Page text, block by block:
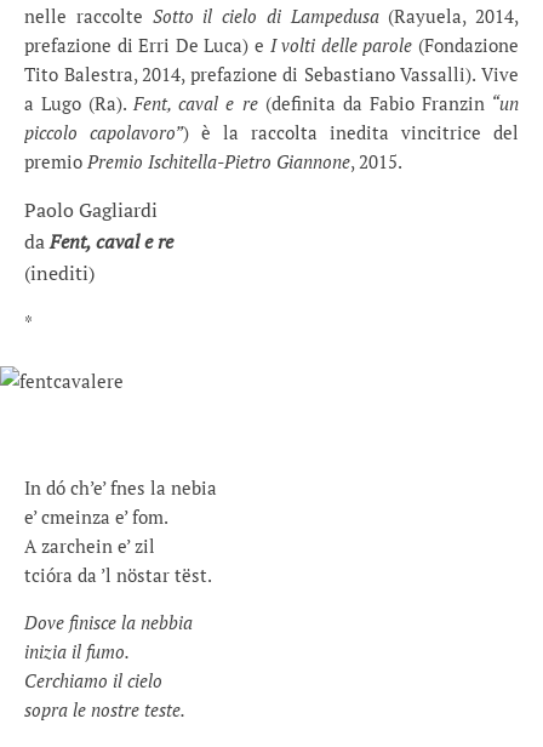
nelle raccolte Sotto il cielo di Lampedusa(Rayuela, 2014,
prefazione di Erri De Luca) e I volti delle parole (Fondazione
Tito Balestra, 2014, prefazione di Sebastiano Vassalli). Vive
a Lugo (Ra).Fent, caval e re (definita da Fabio Franzin“un
piccolo capolavoro”) è la raccolta inedita vincitrice del
premio Premio Ischitella-Pietro Giannone, 2015.
Paolo Gagliardi
daFent, caval e re
(inediti)
*
In dó ch’e’ fnes la nebia
e’ cmeinza e’ fom.
A zarchein e’ zil
tcióra da ’l nöstar tëst.
Dove finisce la nebbia
inizia il fumo.
Cerchiamo il cielo
sopra le nostre teste.